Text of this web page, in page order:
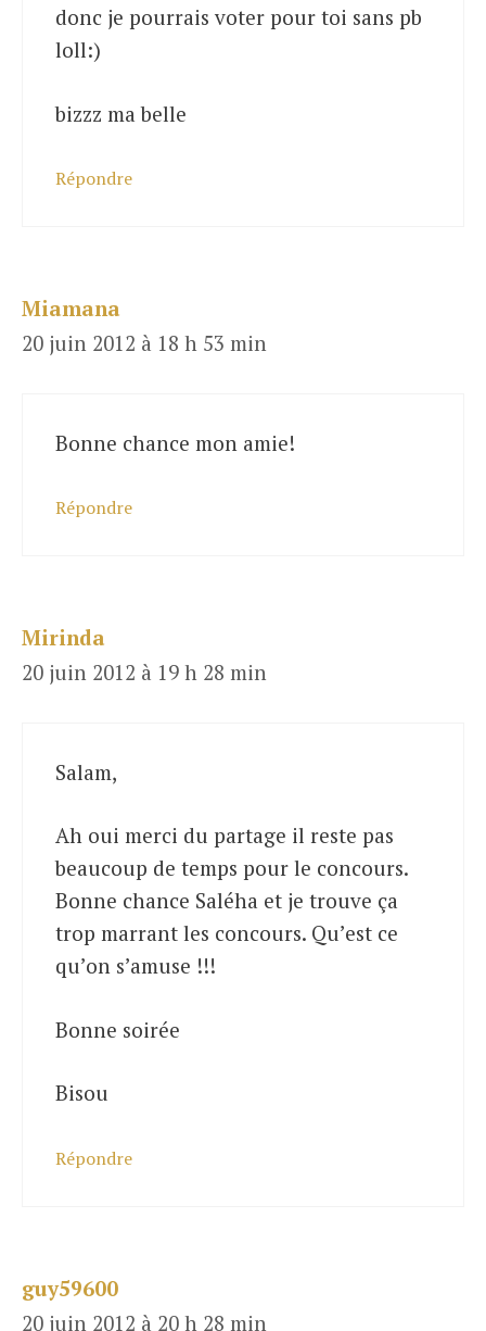
donc je pourrais voter pour toi sans pb
loll:)
bizzz ma belle
Répondre
Miamana
20 juin 2012 à 18 h 53 min
Bonne chance mon amie!
Répondre
Mirinda
20 juin 2012 à 19 h 28 min
Salam,
Ah oui merci du partage il reste pas
beaucoup de temps pour le concours.
Bonne chance Saléha et je trouve ça
trop marrant les concours. Qu’est ce
qu’on s’amuse !!!
Bonne soirée
Bisou
Répondre
guy59600
20 juin 2012 à 20 h 28 min